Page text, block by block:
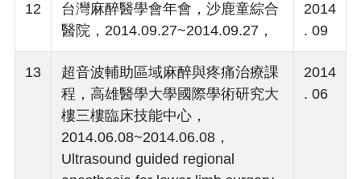
12
台灣麻醉醫學會年會，沙鹿童綜合
醫院，2014.09.27~2014.09.27，
2014
. 09
13
超音波輔助區域麻醉與疼痛治療課
程，高雄醫學大學國際學術研究大
樓三樓臨床技能中心，
2014.06.08~2014.06.08，
Ultrasound guided regional
2014
. 06